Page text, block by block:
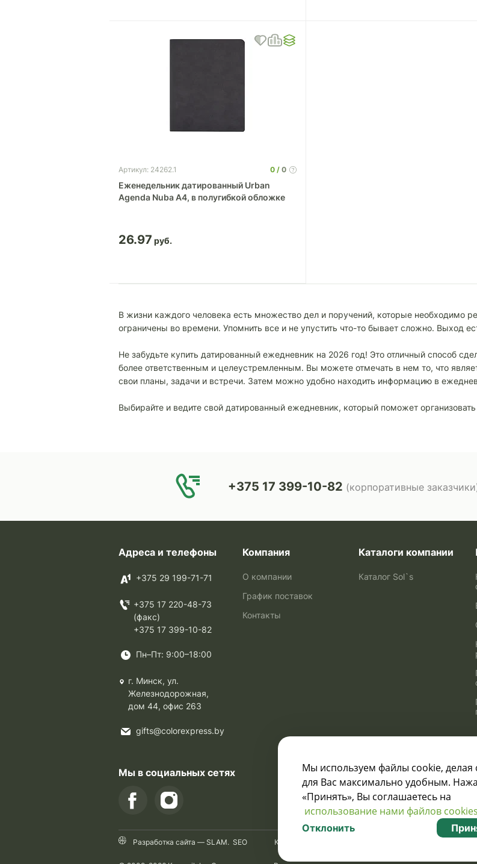
Артикул: 24262.1 0 0
Еженедельник датированный Urban
Agenda Nuba A4, в полугибкой обложке
26.97
В жизни каждого человека есть множество дел и поручений, которые необходимо
ограничены во времени. Упомнить все и не упустить что-то бывает сложно. Выход
Не забудьте купить датированный ежедневник на 2026 год! Это отличный способ
более ответственным и целеустремленным. Вы можете отмечать в нем то, что
свои планы, задачи и встречи. Затем можно удобно находить информацию в
Выбирайте и ведите свой датированный ежедневник, который поможет
+375 17 399-10-82 (корпоративные
Адреса и телефоны
+375 29 199-71-71
+375 17 220-48-73
(факс)
+375 17 399-10-82
Пн–Пт: 9:00–18:00
г. Минск, ул.
Железнодорожная,
дом 44, офис 263
gifts@colorexpress.by
Компания
О компании
График поставок
Контакты
Каталоги компании
Каталог Sol`s
Узнавайте о скидках
и акциях:
Мы в социальных сетях
Карта сайта
Разработка сайта — SLAM. SEO
Мы используем файлы cookie, делая
для Вас максимально удобным.
«Принять», Вы соглашаетесь на
использование нами файлов cookies
Отклонить